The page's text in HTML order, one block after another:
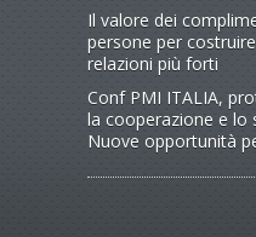
Il valore dei
persone per
relazioni più forti
Conf PMI ITALIA,
la cooperazione e lo
Nuove opportunità